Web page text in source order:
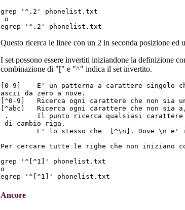
grep '^.2' phonelist.txt
o
Questo ricerca le linee con un 2 in seconda posizione ed
I set possono essere invertiti iniziandone la definizione
combinazione di "[" e "^" indica il set invertito.
[0-9]    E' un patterna a carattere singolo
ascii da zero a nove.
[^0-9]   Ricerca ogni carattere che non sia
[^abc]   Ricerca ogni carattere che non sia
.       Il punto ricerca qualsiasi carattere
di cambio riga.
E' lo stesso che  [^\n]. Dove \n e'
Per cercare tutte le righe che non iniziano
grep '^[^1]' phonelist.txt
o
Ancore